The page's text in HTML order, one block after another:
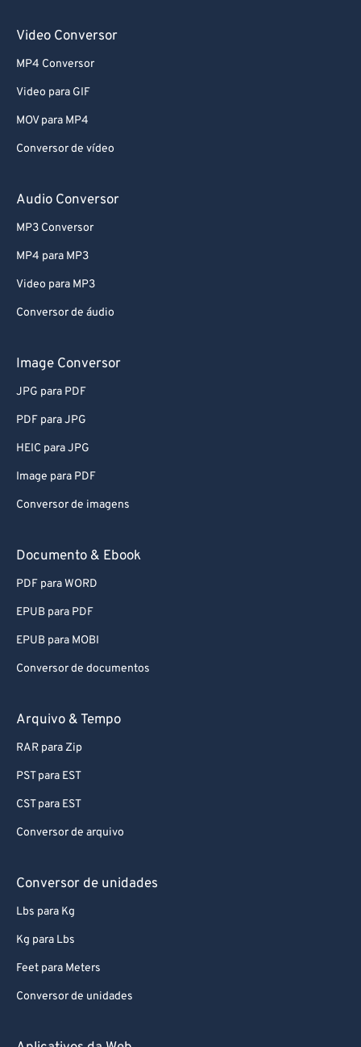
Video Conversor
MP4 Conversor
Video para GIF
MOV para MP4
Conversor de vídeo
Audio Conversor
MP3 Conversor
MP4 para MP3
Video para MP3
Conversor de áudio
Image Conversor
JPG para PDF
PDF para JPG
HEIC para JPG
Image para PDF
Conversor de imagens
Documento & Ebook
PDF para WORD
EPUB para PDF
EPUB para MOBI
Conversor de documentos
Arquivo & Tempo
RAR para Zip
PST para EST
CST para EST
Conversor de arquivo
Conversor de unidades
Lbs para Kg
Kg para Lbs
Feet para Meters
Conversor de unidades